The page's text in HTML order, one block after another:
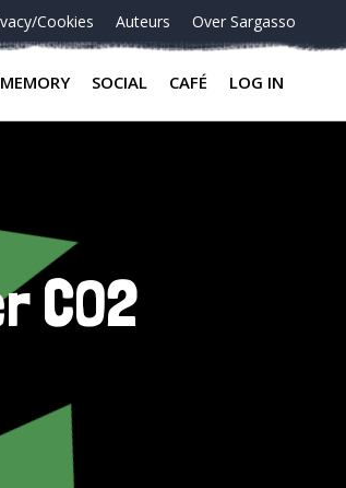
Cookies Auteurs Over Sargasso
MEMORY SOCIAL CAFÉ LOG IN
CO2